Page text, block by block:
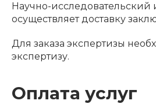
Научно-исследовательский
осуществляет доставку
Для заказа экспертизы
экспертизу.
Оплата услуг